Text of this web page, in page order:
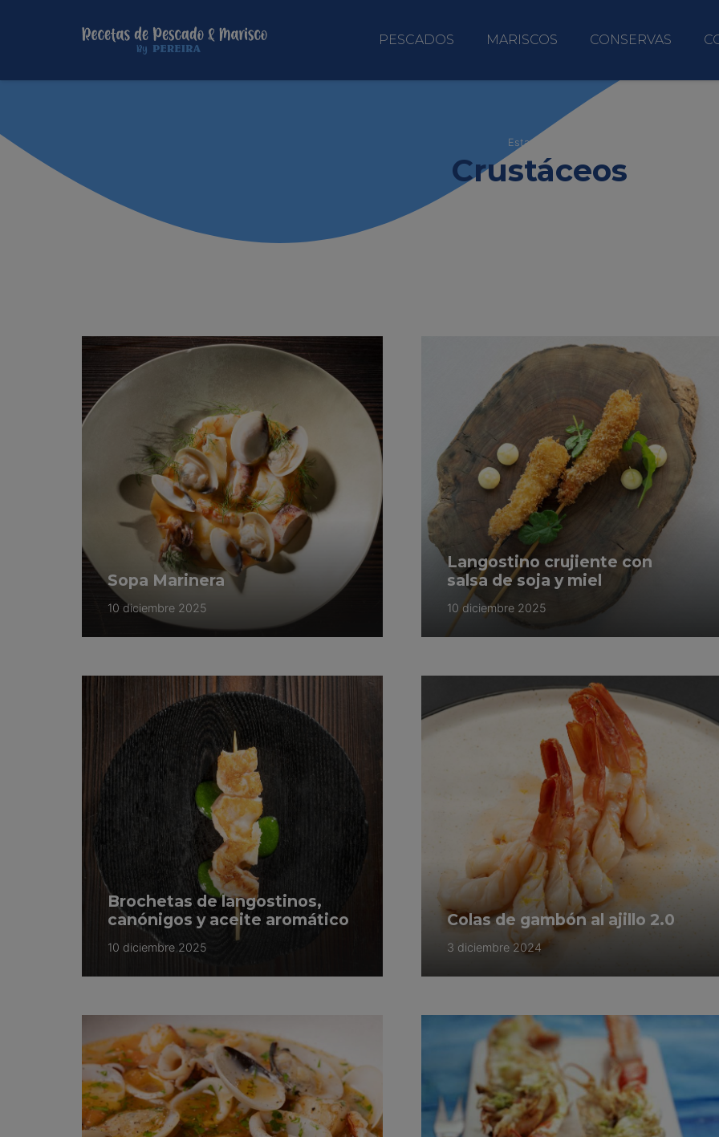
PESCADOS MARISCOS CONSERVAS
Estas viendo
Crustáceos
Sopa Marinera
10 diciembre 2025
Langostino crujiente con
salsa de soja y miel
10 diciembre 2025
Brochetas de langostinos,
canónigos y aceite aromático
10 diciembre 2025
Colas de gambón al ajillo 2.0
3 diciembre 2024